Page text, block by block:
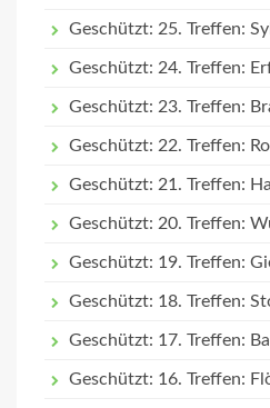
Geschützt: 25. Treffen:
Geschützt: 24. Treffen:
Geschützt: 23. Treffen:
Geschützt: 22. Treffen:
Geschützt: 21. Treffen:
Geschützt: 20. Treffen:
Geschützt: 19. Treffen:
Geschützt: 18. Treffen:
Geschützt: 17. Treffen:
Geschützt: 16. Treffen: